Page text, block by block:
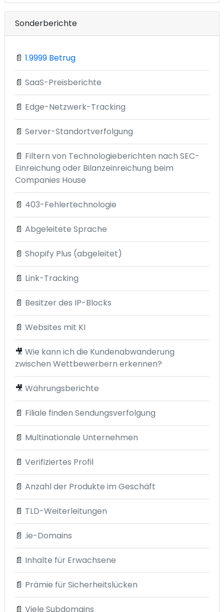
Sonderberichte
📄 1.9999 Betrug
📄 SaaS-Preisberichte
📄 Edge-Netzwerk-Tracking
📄 Server-Standortverfolgung
📄 Filtern von Technologieberichten nach SEC-
Einreichung oder Bilanzeinreichung beim
Companies House
📄 403-Fehlertechnologie
📄 Abgeleitete Sprache
📄 Shopify Plus (abgeleitet)
📄 Link-Tracking
📄 Besitzer des IP-Blocks
📄 Websites mit KI
🎥 Wie kann ich die Kundenabwanderung
zwischen Wettbewerbern erkennen?
🎥 Währungsberichte
📄 Filiale finden Sendungsverfolgung
📄 Multinationale Unternehmen
📄 Verifiziertes Profil
📄 Anzahl der Produkte im Geschäft
📄 TLD-Weiterleitungen
📄 .ie-Domains
📄 Inhalte für Erwachsene
📄 Prämie für Sicherheitslücken
📄 Viele Subdomains